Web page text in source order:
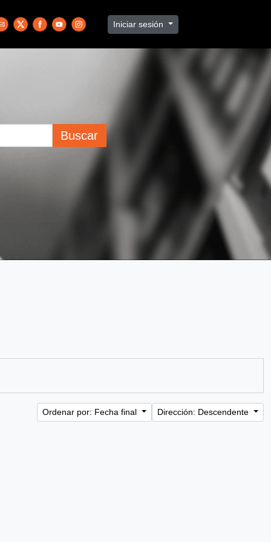
Iniciar sesión
Buscar
Ordenar por: Fecha final Dirección: Descendente